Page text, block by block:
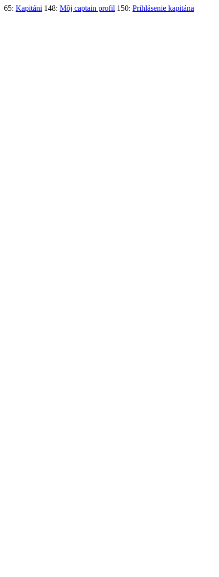
65: Kapitáni 148: Môj captain profil 150: Prihlásenie kapitána